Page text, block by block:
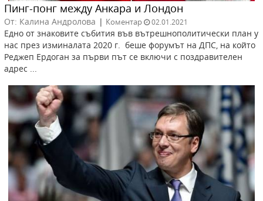
Пинг-понг между Анкара и Лондон
От: Калина Андролова | Коментар 02.01.2021
Едно от знаковите събития във вътрешнополитически план у
нас през изминалата 2020 г. беше форумът на ДПС, на който
Реджеп Ердоган за първи път се включи с поздравителен
адрес ...